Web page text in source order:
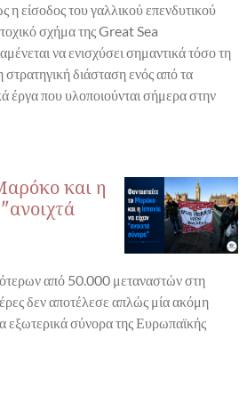
είσοδος του γαλλικού επενδυτικού
σχήμα της Great Sea
να ενισχύσει σημαντικά τόσο τη
διάσταση ενός από τα
έργα που υλοποιούνται σήμερα στην
και η
από 50.000 μεταναστών στη
δεν αποτέλεσε απλώς μία ακόμη
εξωτερικά σύνορα της Ευρωπαϊκής